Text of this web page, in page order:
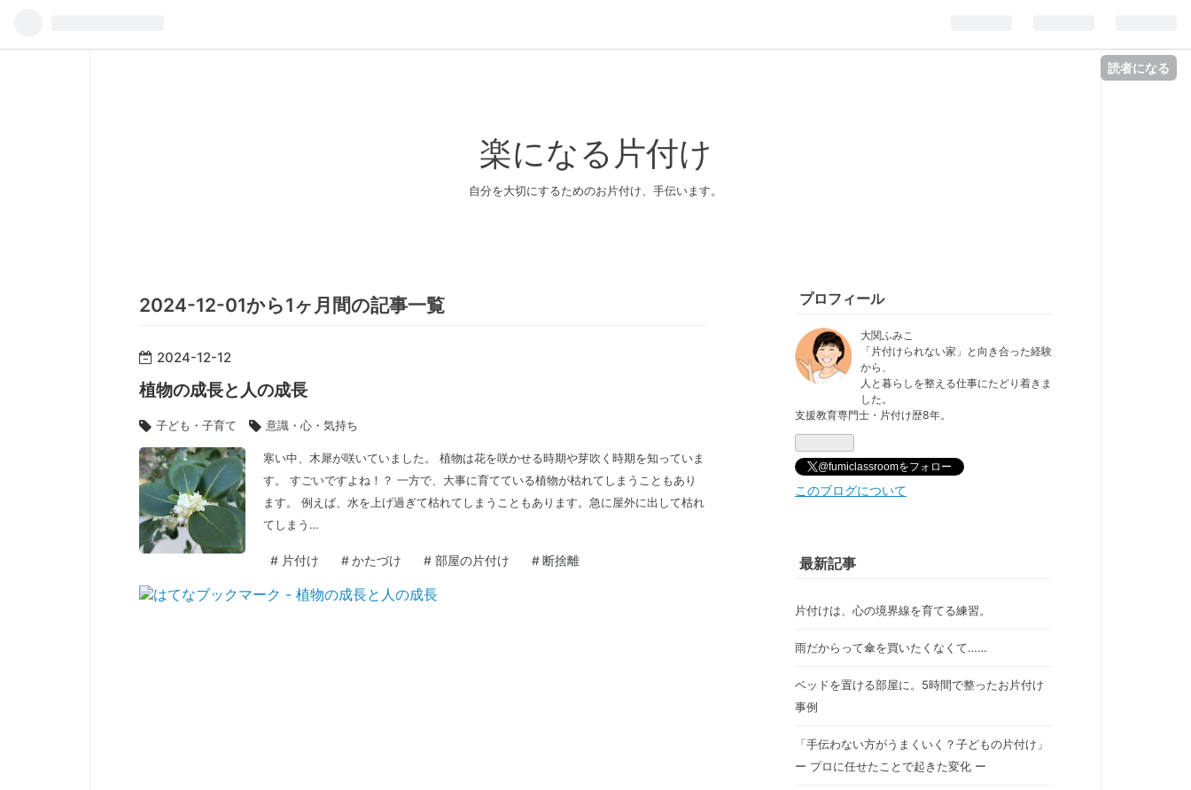
読者になる
楽になる片付け
自分を大切にするためのお片付け、手伝います。
2024-12-01から1ヶ月間の記事一覧
2024-12-12
植物の成長と人の成長
子ども・子育て 意識・心・気持ち
寒い中、木犀が咲いていました。 植物は花を咲かせる時期や芽吹く時期を知っていま
す。 すごいですよね！？ 一方で、大事に育てている植物が枯れてしまうこともあり
ます。 例えば、水を上げ過ぎて枯れてしまうこともあります。急に屋外に出して枯れ
てしまう…
# 片付け # かたづけ # 部屋の片付け # 断捨離
プロフィール
大関ふみこ
「片付けられない家」と向き合った経験
から、
人と暮らしを整える仕事にたどり着きま
した。
支援教育専門士・片付け歴8年。
@fumiclassroomをフォロー
このブログについて
最新記事
片付けは、心の境界線を育てる練習。
雨だからって傘を買いたくなくて……
ベッドを置ける部屋に。5時間で整ったお片付け
事例
「手伝わない方がうまくいく？子どもの片付け」
ー プロに任せたことで起きた変化 ー